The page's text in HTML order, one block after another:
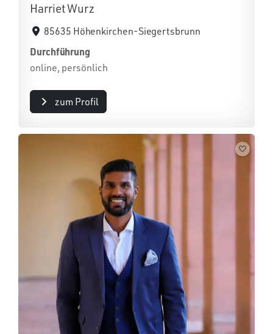
Harriet Wurz
85635 Höhenkirchen-Siegertsbrunn
Durchführung
online, persönlich
zum Profil